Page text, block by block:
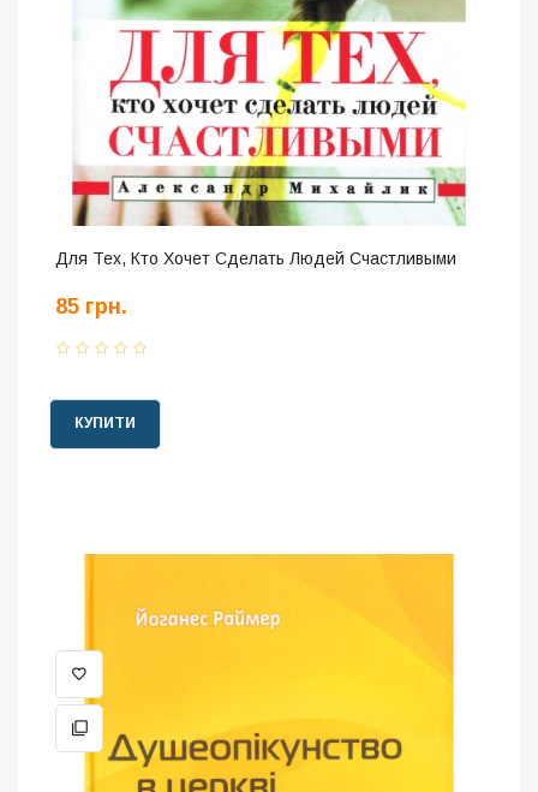
Для Тех, Кто Хочет Сделать Людей Счастливыми
85 грн.
КУПИТИ